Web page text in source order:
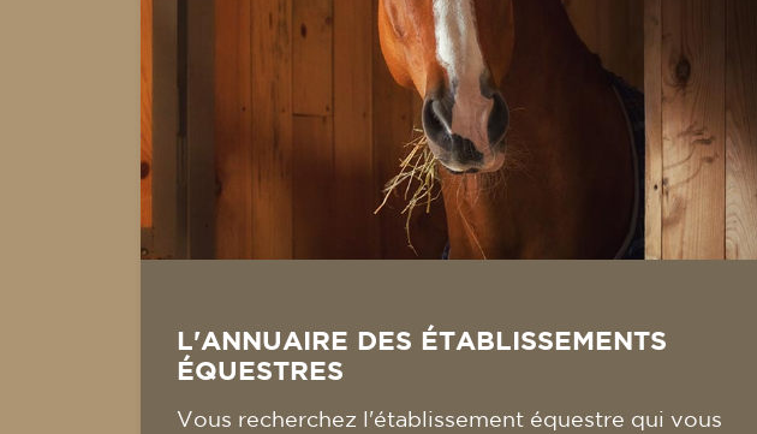
L'ANNUAIRE DES ÉTABLISSEMENTS
ÉQUESTRES
Vous recherchez l'établissement équestre qui vous